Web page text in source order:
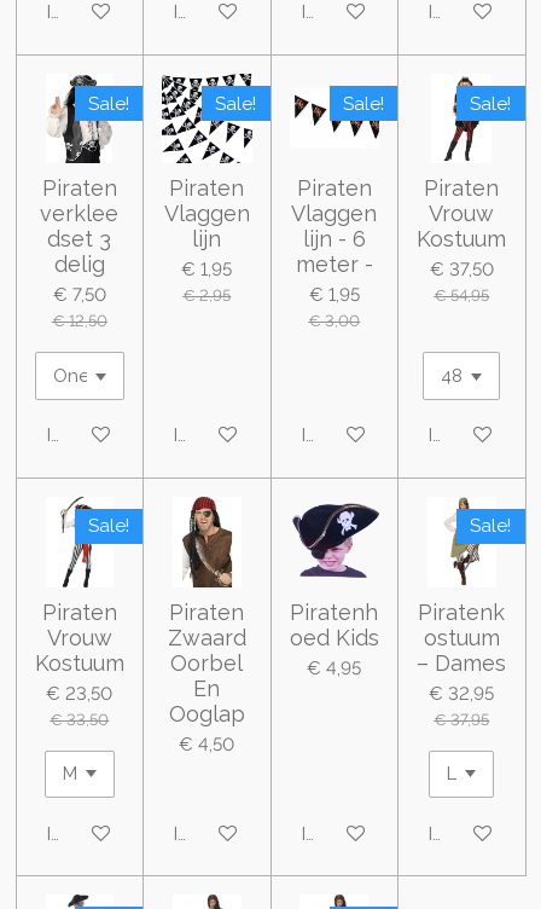
In winkelwagenIn winkelwagenIn winkelwagenIn
Sale!
Piraten
verklee
dset 3
delig
€ 7,50
€ 12,50
In winkelwagen
Sale!
Piraten
Vlaggen
lijn
€ 1,95
€ 2,95
In winkelwagen
Sale!
Piraten
Vlaggen
lijn - 6
meter -
€ 1,95
€ 3,00
In winkelwagen
Sale!
Piraten
Vrouw
Kostuum
€ 37,50
€ 54,95
In
Sale!
Piraten
Vrouw
Kostuum
€ 23,50
€ 33,50
In winkelwagen
Piraten
Zwaard
Oorbel
En
Ooglap
€ 4,50
In winkelwagen
Piratenh
oed Kids
€ 4,95
In winkelwagen
Sale!
Piratenk
ostuum
– Dames
€ 32,95
€ 37,95
In